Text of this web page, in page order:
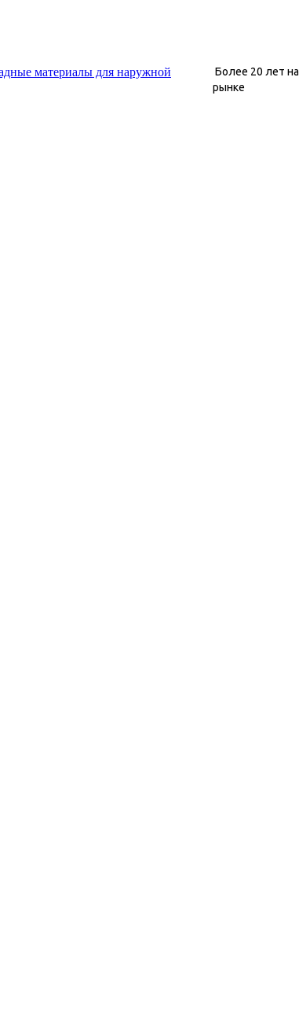
Более 20 лет на
рынке